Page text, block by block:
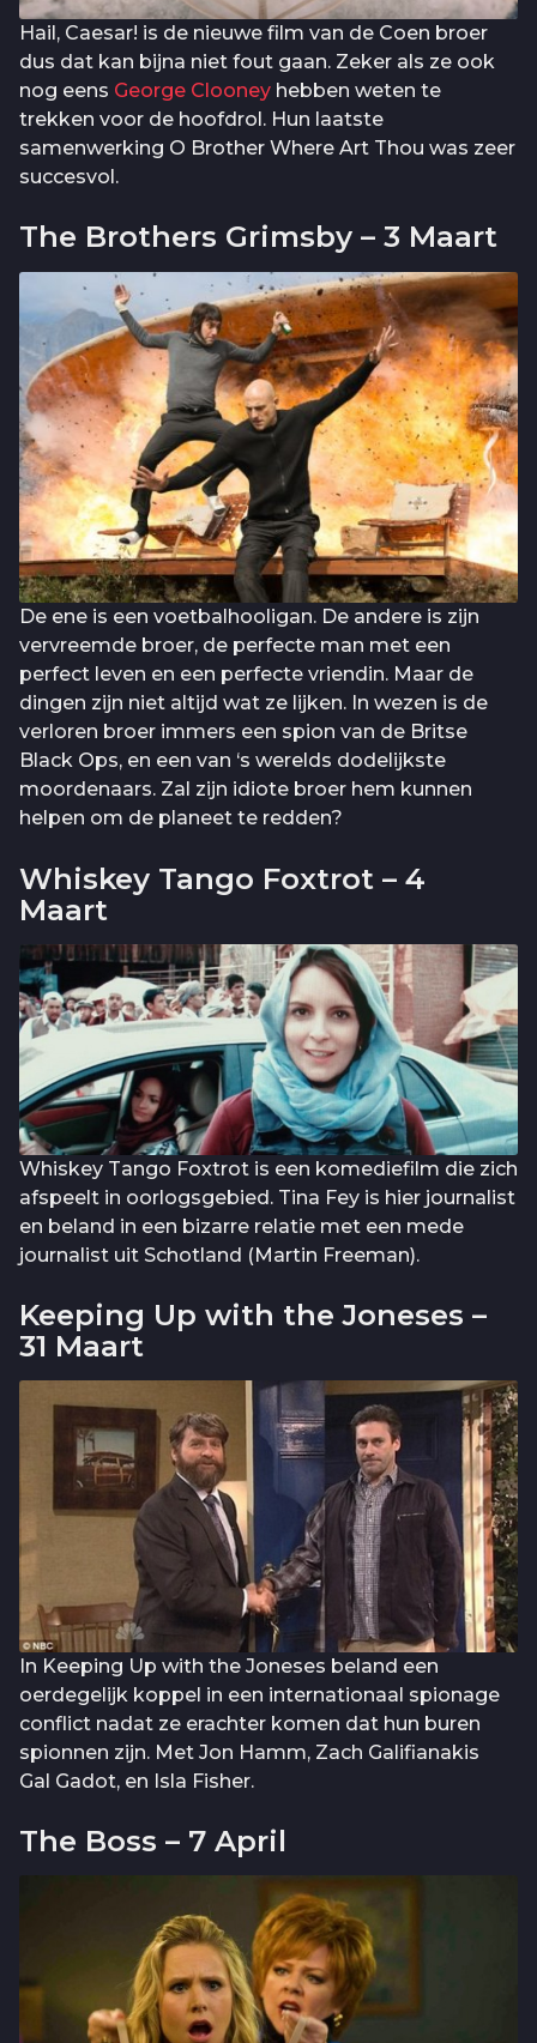
Hail, Caesar! is de nieuwe film van de Coen broer
dus dat kan bijna niet fout gaan. Zeker als ze ook
nog eens George Clooney hebben weten te
trekken voor de hoofdrol. Hun laatste
samenwerking O Brother Where Art Thou was zeer
succesvol.
The Brothers Grimsby – 3 Maart
De ene is een voetbalhooligan. De andere is zijn
vervreemde broer, de perfecte man met een
perfect leven en een perfecte vriendin. Maar de
dingen zijn niet altijd wat ze lijken. In wezen is de
verloren broer immers een spion van de Britse
Black Ops, en een van ‘s werelds dodelijkste
moordenaars. Zal zijn idiote broer hem kunnen
helpen om de planeet te redden?
Whiskey Tango Foxtrot – 4
Maart
Whiskey Tango Foxtrot is een komediefilm die zich
afspeelt in oorlogsgebied. Tina Fey is hier journalist
en beland in een bizarre relatie met een mede
journalist uit Schotland (Martin Freeman).
Keeping Up with the Joneses –
31 Maart
In Keeping Up with the Joneses beland een
oerdegelijk koppel in een internationaal spionage
conflict nadat ze erachter komen dat hun buren
spionnen zijn. Met Jon Hamm, Zach Galifianakis
Gal Gadot, en Isla Fisher.
The Boss – 7 April